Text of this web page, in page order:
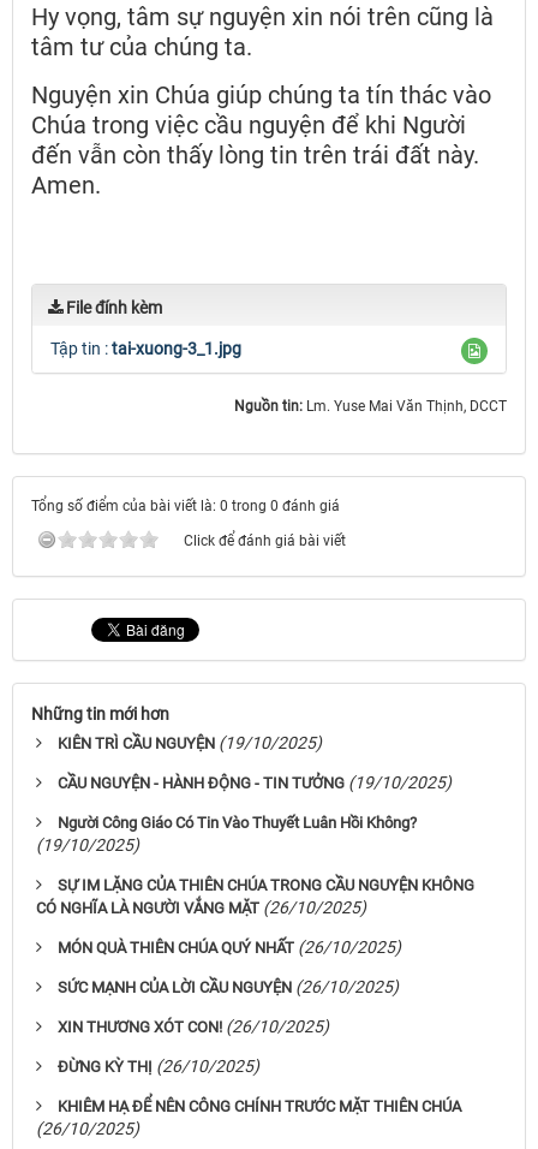
Hy vọng, tâm sự nguyện xin nói trên cũng là
tâm tư của chúng ta.
Nguyện xin Chúa giúp chúng ta tín thác vào
Chúa trong việc cầu nguyện để khi Người
đến vẫn còn thấy lòng tin trên trái đất này.
Amen.
File đính kèm
Tập tin :tai-xuong-3_1.jpg
Nguồn tin: Lm. Yuse Mai Văn Thịnh, DCCT
Tổng số điểm của bài viết là: 0 trong 0 đánh giá
Click để đánh giá bài viết
Những tin mới hơn
KIÊN TRÌ CẦU NGUYỆN (19/10/2025)
CẦU NGUYỆN - HÀNH ĐỘNG - TIN TƯỞNG (19/10/2025)
Người Công Giáo Có Tin Vào Thuyết Luân Hồi Không?
(19/10/2025)
SỰ IM LẶNG CỦA THIÊN CHÚA TRONG CẦU NGUYỆN KHÔNG
CÓ NGHĨA LÀ NGƯỜI VẮNG MẶT (26/10/2025)
MÓN QUÀ THIÊN CHÚA QUÝ NHẤT (26/10/2025)
SỨC MẠNH CỦA LỜI CẦU NGUYỆN (26/10/2025)
XIN THƯƠNG XÓT CON! (26/10/2025)
ĐỪNG KỲ THỊ (26/10/2025)
KHIÊM HẠ ĐỂ NÊN CÔNG CHÍNH TRƯỚC MẶT THIÊN CHÚA
(26/10/2025)